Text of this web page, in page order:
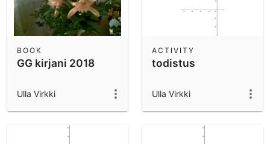
GG kirjani 2018
BOOK
Ulla Virkki
todistus
ACTIVITY
Ulla Virkki